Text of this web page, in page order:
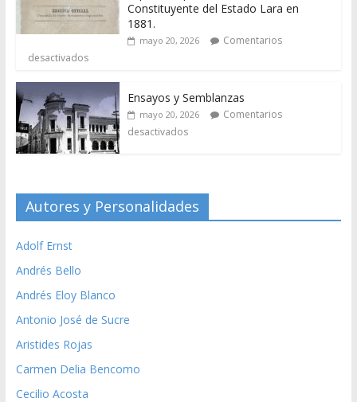
Constituyente del Estado Lara en
1881.
mayo 20, 2026
Comentarios
desactivados
Ensayos y Semblanzas
mayo 20, 2026
Comentarios
desactivados
Autores y Personalidades
Adolf Ernst
Andrés Bello
Andrés Eloy Blanco
Antonio José de Sucre
Aristides Rojas
Carmen Delia Bencomo
Cecilio Acosta